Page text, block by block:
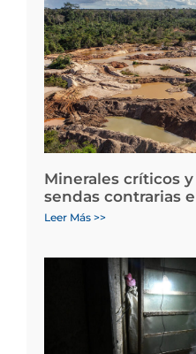
Minerales críticos
sendas contrarias
Leer Más >>